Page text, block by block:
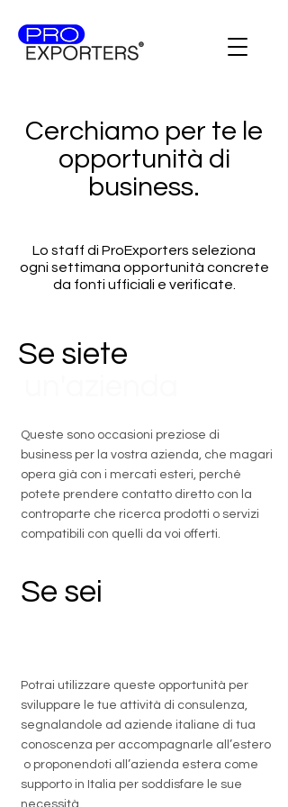
Cerchiamo per te le
opportunità di
business.
Lo staff di ProExporters seleziona
ogni settimana opportunità concrete
da fonti ufficiali e verificate.
Se siete
Queste sono occasioni preziose di
business per la vostra azienda, che magari
opera già con i mercati esteri, perché
potete prendere contatto diretto con la
controparte che ricerca prodotti o servizi
compatibili con quelli da voi offerti.
Se sei
Potrai utilizzare queste opportunità per
sviluppare le tue attività di consulenza,
segnalandole ad aziende italiane di tua
conoscenza per accompagnarle all’estero
o proponendoti all’azienda estera come
supporto in Italia per soddisfare le sue
necessità.